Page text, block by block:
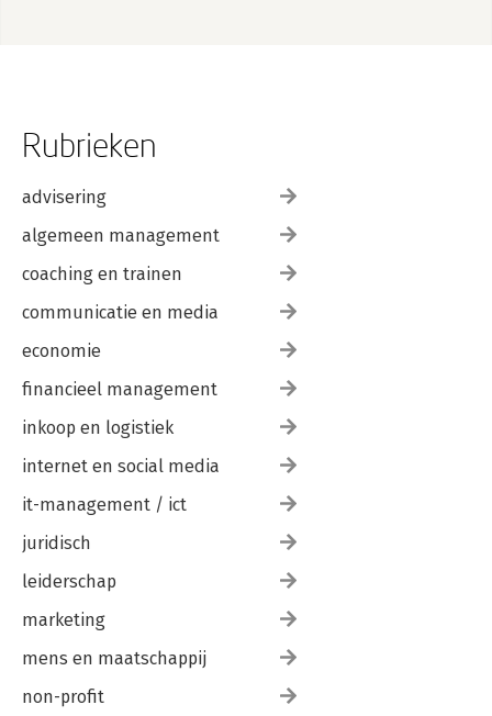
Rubrieken
advisering
algemeen management
coaching en trainen
communicatie en media
economie
financieel management
inkoop en logistiek
internet en social media
it-management / ict
juridisch
leiderschap
marketing
mens en maatschappij
non-profit